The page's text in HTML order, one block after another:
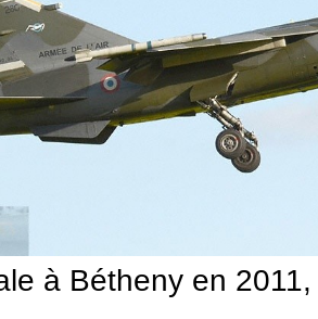
à Bétheny en